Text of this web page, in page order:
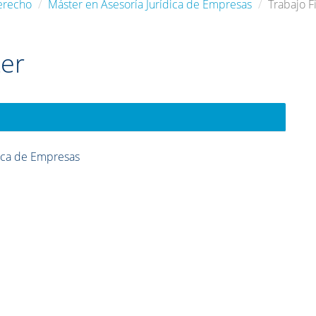
Máster en Asesoría Jurídica de Empresas Trabajo
de Empresas